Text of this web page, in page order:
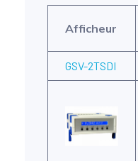
Afficheur
GSV-2TSDI